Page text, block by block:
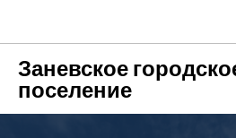
Заневское
поселение